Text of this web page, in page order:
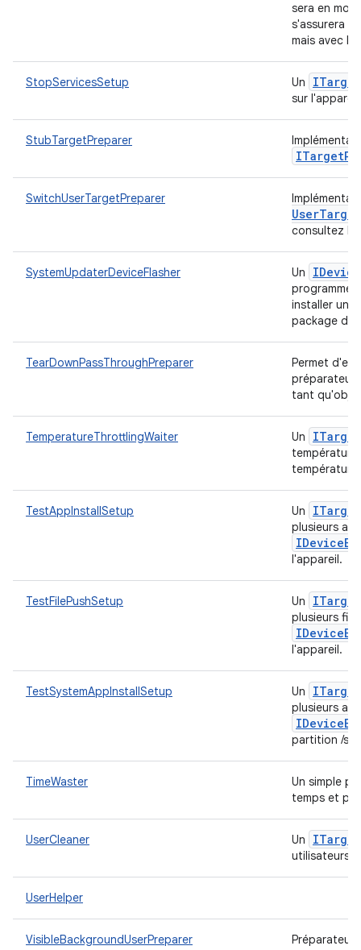
sera en
s'assurera
mais avec
StopServicesSetup Un ITarget
sur
StubTargetPreparer
ITarget
SwitchUserTargetPreparer
UserTarget
consultez le
SystemUpdaterDeviceFlasher Un IDevice
programme
installer une
package de
TearDownPassThroughPreparer
Permet
tant
TemperatureThrottlingWaiter Un ITarget
température
température
TestAppInstallSetup Un ITarget
plusieurs
IDevice
l'appareil.
TestFilePushSetup Un ITarget
plusieurs
IDevice
l'appareil.
TestSystemAppInstallSetup Un ITarget
plusieurs
IDevice
partition /
TimeWaster
Un simple
temps et
UserCleaner Un ITarget
utilisateurs
UserHelper
VisibleBackgroundUserPreparer
Préparateur